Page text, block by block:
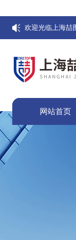
欢迎光临上海喆
网站首页